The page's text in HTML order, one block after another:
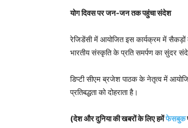
योग दिवस पर जन-जन तक पहुंचा संदेश
रेजिडेंसी में आयोजित इस कार्यक्रम में सैकड़ों
भारतीय संस्कृति के प्रति समर्पण का सुंदर
डिप्टी सीएम ब्रजेश पाठक के नेतृत्व में
प्रतिबद्धता को दोहराता है।
(देश और दुनिया की खबरों के लिए हमेंफेसबुक